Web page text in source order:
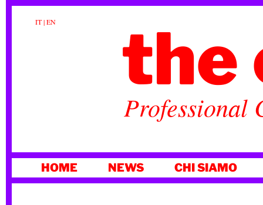
IT|EN the
Professional
AL
HOME NEWS CHI SIAMO